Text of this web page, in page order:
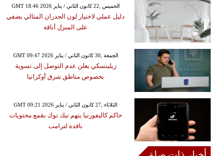
GMT 18:46 2026 الخميس ,22 كانون الثاني / يناير
دليل عملي لاختيار لون الجدران المثالي يضفي
على المنزل أناقة
GMT 09:47 2026 الجمعة ,30 كانون الثاني / يناير
زيلينسكي يعلن عدم التوصل إلى تسوية
بخصوص مناطق شرق أوكرانيا
GMT 09:21 2026 الثلاثاء ,27 كانون الثاني / يناير
حاكم كاليفورنيا يتهم تيك توك بقمع محتويات
ناقدة لترامب